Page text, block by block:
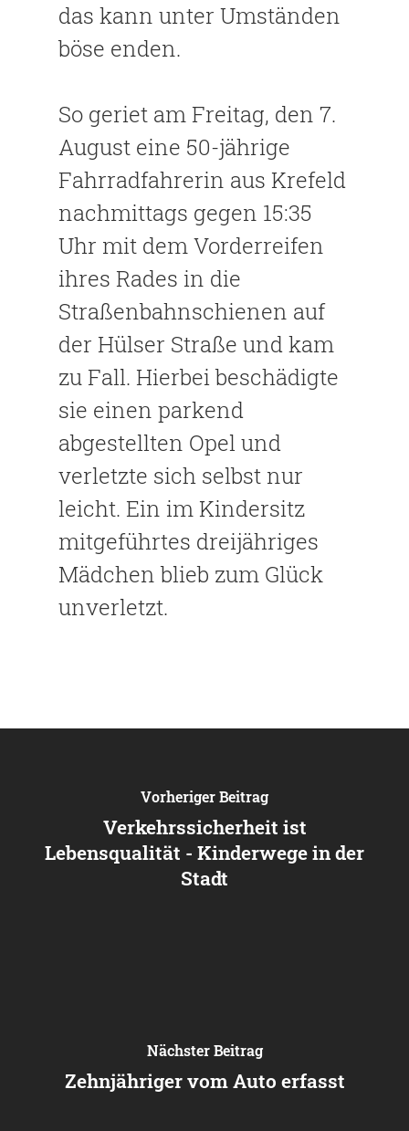
das kann unter Umständen
böse enden.
So geriet am Freitag, den 7.
August eine 50-jährige
Fahrradfahrerin aus Krefeld
nachmittags gegen 15:35
Uhr mit dem Vorderreifen
ihres Rades in die
Straßenbahnschienen auf
der Hülser Straße und kam
zu Fall. Hierbei beschädigte
sie einen parkend
abgestellten Opel und
verletzte sich selbst nur
leicht. Ein im Kindersitz
mitgeführtes dreijähriges
Mädchen blieb zum Glück
unverletzt.
Vorheriger Beitrag
Verkehrssicherheit ist
Lebensqualität - Kinderwege in der
Stadt
Nächster Beitrag
Zehnjähriger vom Auto erfasst